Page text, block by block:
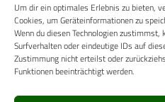
Um dir ein optimales Erlebnis zu bieten,
Cookies, um Geräteinformationen zu
Wenn du diesen Technologien
Surfverhalten oder eindeutige IDs auf
Zustimmung nicht erteilst oder
Funktionen beeinträchtigt werden.
AXNAR GmbH